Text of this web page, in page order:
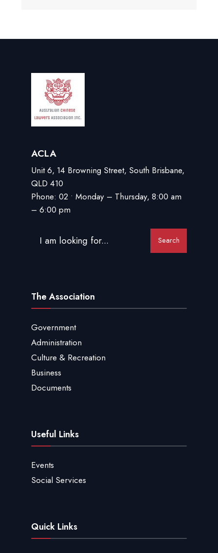
ACLA
Unit 6, 14 Browning Street, South Brisbane,
QLD 410
Phone: 02 • Monday – Thursday, 8:00 am
– 6:00 pm
Search
The Association
Government
Administration
Culture & Recreation
Business
Documents
Useful Links
Events
Social Services
Quick Links